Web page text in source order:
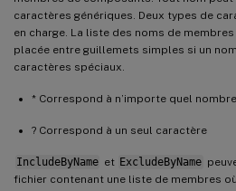
caractères génériques. Deux types de
en charge. La liste des noms de
placée entre guillemets simples si un
caractères spéciaux.
* Correspond à n’importe quel
? Correspond à un seul caractère
IncludeByName et ExcludeByName
fichier contenant une liste de membres